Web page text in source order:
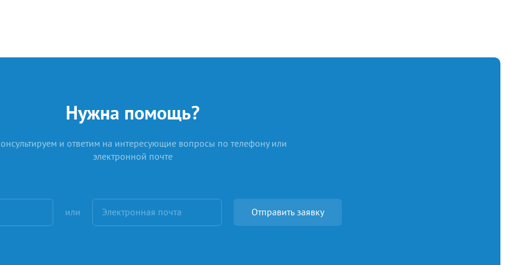
Нужна помощь?
и ответим на интересующие вопросы по телефону или
электронной почте
или Отправить заявку